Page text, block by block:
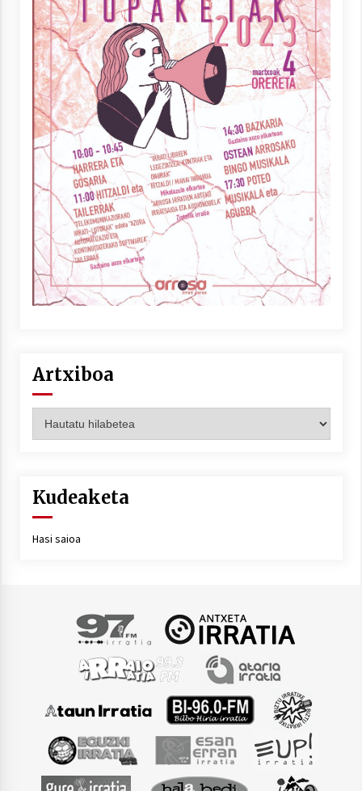
Artxiboa
Kudeaketa
Hasi saioa